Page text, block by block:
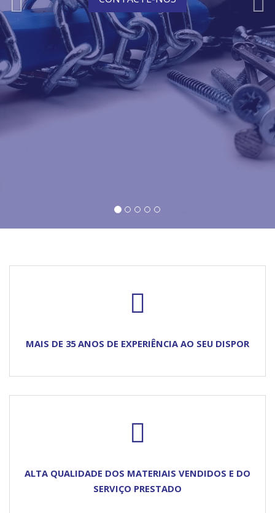
MAIS DE 35 ANOS DE EXPERIÊNCIA AO SEU DISPOR
ALTA QUALIDADE DOS MATERIAIS VENDIDOS E DO
SERVIÇO PRESTADO